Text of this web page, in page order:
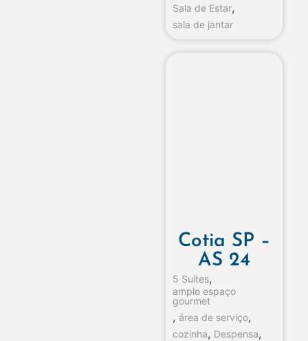
Sala de Estar,
sala de jantar
Cotia SP –
AS 24
5 Suítes,
amplo espaço
gourmet
, área de serviço,
cozinha, Despensa,